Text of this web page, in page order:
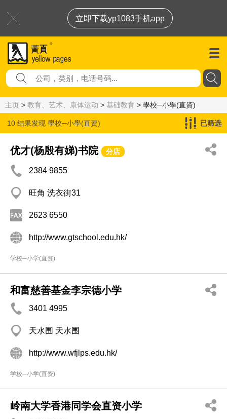
立即下载yp1083手机app
主页 > 教育、艺术、康体运动 > 基础教育 > 學校─小學(直資)
10 结果发现 學校─小學(直資) 已筛选
优才(杨殷有娣)书院 分店
2384 9855
旺角 洗衣街31
2623 6550
http://www.gtschool.edu.hk/
学校─小学(直资)
和富慈善基金李宗德小学
3401 4995
天水围 天水围
http://www.wfjlps.edu.hk/
学校─小学(直资)
岭南大学香港同学会直资小学